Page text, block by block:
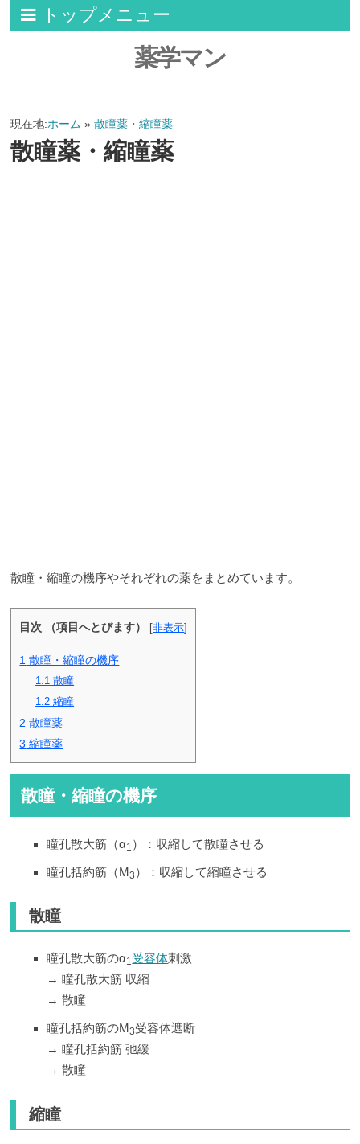
トップメニュー
薬学マン
現在地:ホーム »散瞳薬・縮瞳薬
散瞳薬・縮瞳薬
散瞳・縮瞳の機序やそれぞれの薬をまとめています。
目次 （項目へとびます） [非表示]
1 散瞳・縮瞳の機序
1.1 散瞳
1.2 縮瞳
2 散瞳薬
3 縮瞳薬
散瞳・縮瞳の機序
瞳孔散大筋（α1 ）：収縮して散瞳させる
瞳孔括約筋（M3 ）：収縮して縮瞳させる
散瞳
瞳孔散大筋のα1受容体刺激
→ 瞳孔散大筋 収縮
→ 散瞳
瞳孔括約筋のM3受容体遮断
→ 瞳孔括約筋 弛緩
→ 散瞳
縮瞳